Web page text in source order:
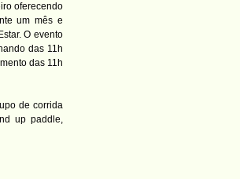
oferecendo
um mês e
O evento
das 11h
das 11h
de corrida
up paddle,